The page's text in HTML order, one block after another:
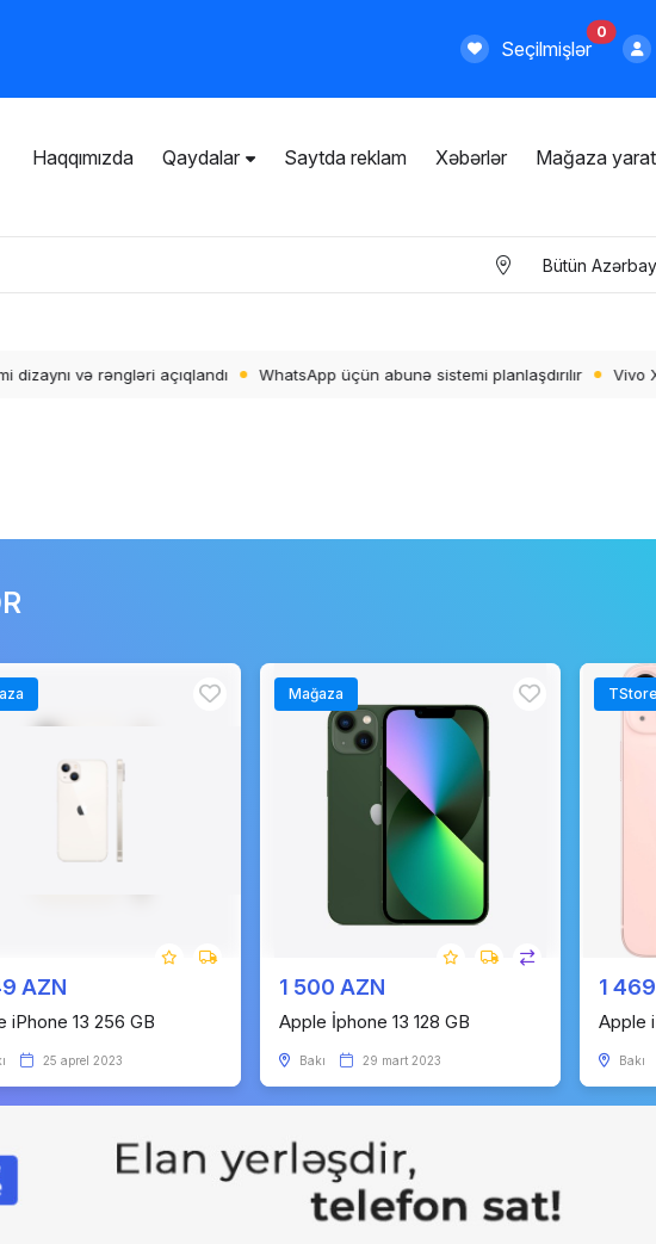
Seçilmişlər
0
Haqqımızda Qaydalar Saytda reklam Xəbərlər Mağaza yarat
Bütün
üçün abunə sistemi planlaşdırılır Vivo X300 Ultra 200 MP telefoto kamera ilə
AZN
iPhone 13 256 GB
25 aprel 2023
Mağaza
1 500 AZN
Apple İphone 13 128 GB
Bakı 29 mart 2023
TStore
1
Apple
Bakı